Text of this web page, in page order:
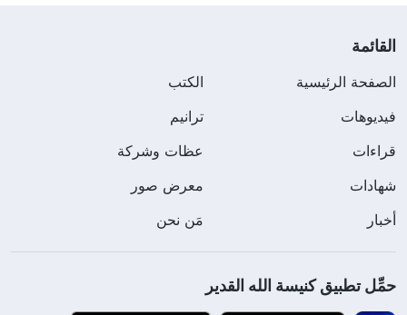
القائمة
الصفحة الرئيسية
الكتب
فيديوهات
ترانيم
قراءات
عظات وشركة
شهادات
معرض صور
أخبار
مَن نحن
حمِّل تطبيق كنيسة الله القدير